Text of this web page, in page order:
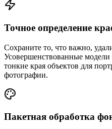
Точное определение
Сохраните то, что важно,
Усовершенствованные
тонкие края объектов для
фотографии.
Пакетная обработка